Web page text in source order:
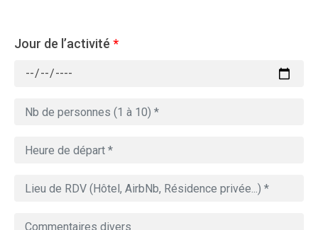
Jour de l’activité *